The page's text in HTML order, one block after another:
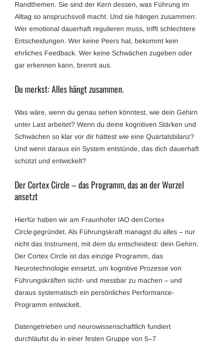
Randthemen. Sie sind der Kern dessen, was Führung im
Alltag so anspruchsvoll macht. Und sie hängen zusammen:
Wer emotional dauerhaft regulieren muss, trifft schlechtere
Entscheidungen. Wer keine Peers hat, bekommt kein
ehrliches Feedback. Wer keine Schwächen zugeben oder
gar erkennen kann, brennt aus.
Du merkst: Alles hängt zusammen.
Was wäre, wenn du genau sehen könntest, wie dein Gehirn
unter Last arbeitet? Wenn du deine kognitiven Stärken und
Schwächen so klar vor dir hättest wie eine Quartalsbilanz?
Und wenn daraus ein System entstünde, das dich dauerhaft
schützt und entwickelt?
Der Cortex Circle – das Programm, das an der Wurzel
ansetzt
Hierfür haben wir am Fraunhofer IAO den Cortex
Circle gegründet. Als Führungskraft managst du alles – nur
nicht das Instrument, mit dem du entscheidest: dein Gehirn.
Der Cortex Circle ist das einzige Programm, das
Neurotechnologie einsetzt, um kognitive Prozesse von
Führungskräften sicht- und messbar zu machen – und
daraus systematisch ein persönliches Performance-
Programm entwickelt.
Datengetrieben und neurowissenschaftlich fundiert
durchläufst du in einer festen Gruppe von 5–7